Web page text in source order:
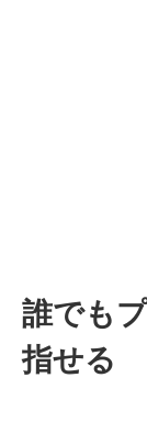
誰でも
指せる